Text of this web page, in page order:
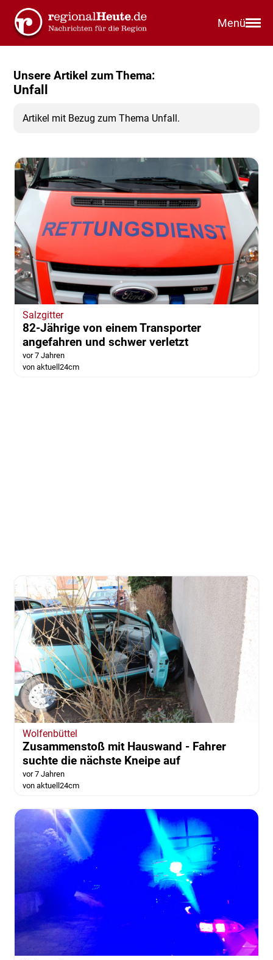
Menü
Unsere Artikel zum Thema:
Unfall
Artikel mit Bezug zum Thema Unfall.
Salzgitter
82-Jährige von einem Transporter
angefahren und schwer verletzt
vor 7 Jahren
von aktuell24cm
Wolfenbüttel
Zusammenstoß mit Hauswand - Fahrer
suchte die nächste Kneipe auf
vor 7 Jahren
von aktuell24cm